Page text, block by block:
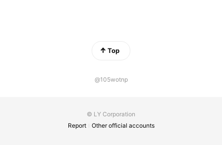
Top
@105wotnp
© LY Corporation
Report
Other official accounts